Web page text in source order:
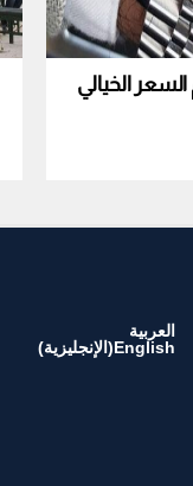
الخيالي
العربية
English
( الإنجليزية)